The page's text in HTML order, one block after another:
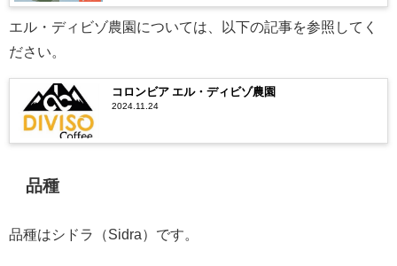
エル・ディビゾ農園については、以下の記事を参照してく
ださい。
コロンビア エル・ディビゾ農園
2024.11.24
品種
品種はシドラ（Sidra）です。